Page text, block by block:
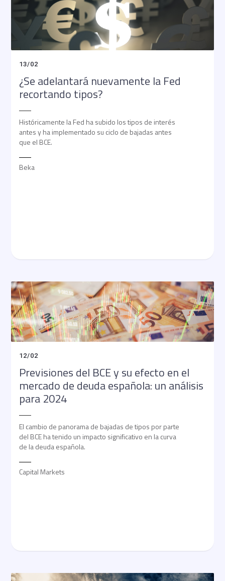
13/02
¿Se adelantará nuevamente la Fed
recortando tipos?
Históricamente la Fed ha subido los tipos de interés
antes y ha implementado su ciclo de bajadas antes
que el BCE.
Beka
12/02
Previsiones del BCE y su efecto en el
mercado de deuda española: un análisis
para 2024
El cambio de panorama de bajadas de tipos por parte
del BCE ha tenido un impacto significativo en la curva
de la deuda española.
Capital Markets